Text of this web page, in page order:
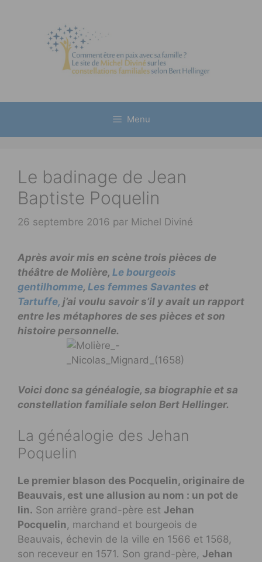
Menu
Le badinage de Jean
Baptiste Poquelin
26 septembre 2016 par Michel Diviné
Après avoir mis en scène trois pièces de
théâtre de Molière, Le bourgeois
gentilhomme, Les femmes Savantes et
Tartuffe, j’ai voulu savoir s’il y avait un rapport
entre les métaphores de ses pièces et son
histoire personnelle.
Voici donc sa généalogie, sa biographie et sa
constellation familiale selon Bert Hellinger.
La généalogie des Jehan
Poquelin
Le premier blason des Pocquelin, originaire de
Beauvais, est une allusion au nom : un pot de
lin. Son arrière grand-père est Jehan
Pocquelin, marchand et bourgeois de
Beauvais, échevin de la ville en 1566 et 1568,
son receveur en 1571. Son grand-père, Jehan